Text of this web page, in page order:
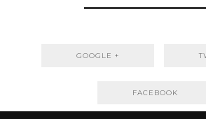
GOOGLE +
FACEBOOK